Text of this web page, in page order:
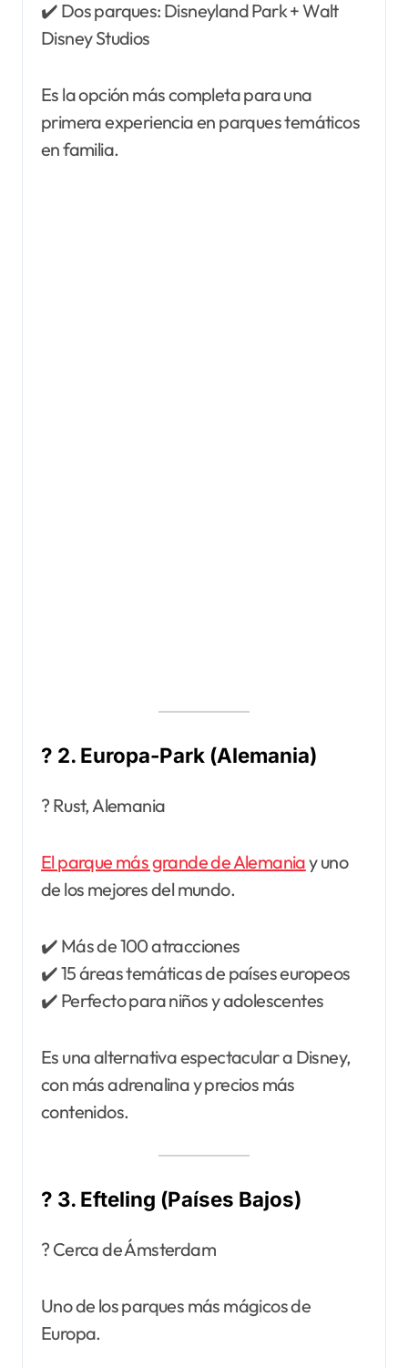
✔️ Dos parques: Disneyland Park + Walt
Disney Studios
Es la opción más completa para una
primera experiencia en parques temáticos
en familia.
? 2. Europa-Park (Alemania)
? Rust, Alemania
El parque más grande de Alemaniay uno
de los mejores del mundo.
✔️ Más de 100 atracciones
✔️ 15 áreas temáticas de países europeos
✔️ Perfecto para niños y adolescentes
Es una alternativa espectacular a Disney,
con más adrenalina y precios más
contenidos.
? 3. Efteling (Países Bajos)
? Cerca de Ámsterdam
Uno de los parques más mágicos de
Europa.